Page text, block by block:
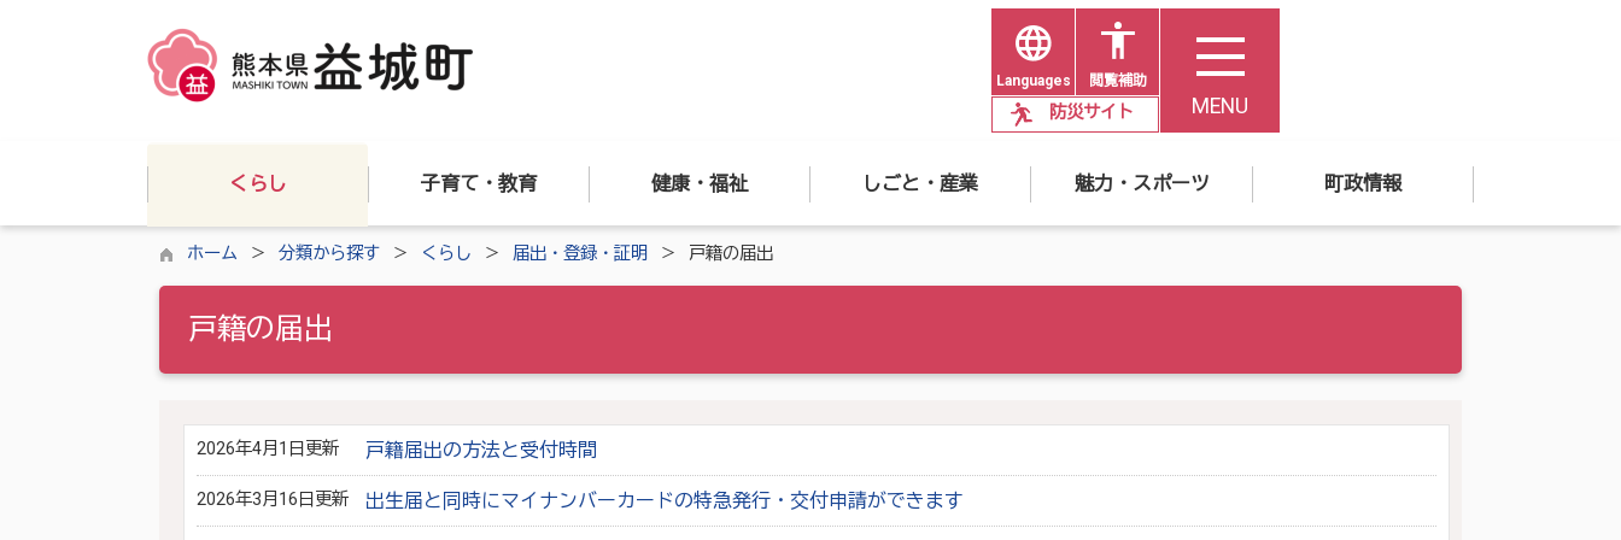
Languages 閲覧補助
防災サイト MENU
くらし 子育て・教育 健康・福祉 しごと・産業 魅力・スポーツ 町政情報
ホーム 分類から探す くらし 届出・登録・証明 戸籍の届出
戸籍の届出
2026年4月1日更新 戸籍届出の方法と受付時間
2026年3月16日更新 出生届と同時にマイナンバーカードの特急発行・交付申請ができます